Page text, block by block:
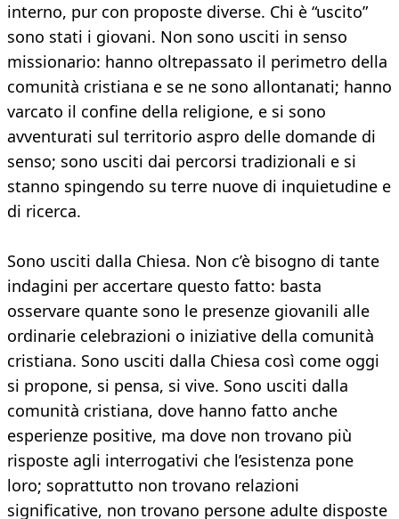
interno, pur con proposte diverse. Chi è “uscito”
sono stati i giovani. Non sono usciti in senso
missionario: hanno oltrepassato il perimetro della
comunità cristiana e se ne sono allontanati; hanno
varcato il confine della religione, e si sono
avventurati sul territorio aspro delle domande di
senso; sono usciti dai percorsi tradizionali e si
stanno spingendo su terre nuove di inquietudine e
di ricerca.
Sono usciti dalla Chiesa. Non c’è bisogno di tante
indagini per accertare questo fatto: basta
osservare quante sono le presenze giovanili alle
ordinarie celebrazioni o iniziative della comunità
cristiana. Sono usciti dalla Chiesa così come oggi
si propone, si pensa, si vive. Sono usciti dalla
comunità cristiana, dove hanno fatto anche
esperienze positive, ma dove non trovano più
risposte agli interrogativi che l’esistenza pone
loro; soprattutto non trovano relazioni
significative, non trovano persone adulte disposte